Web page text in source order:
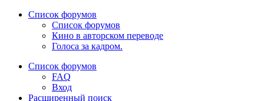
Список форумов
Список форумов
Кино в авторском переводе
Голоса за кадром.
Список форумов
FAQ
Вход
Расширенный поиск